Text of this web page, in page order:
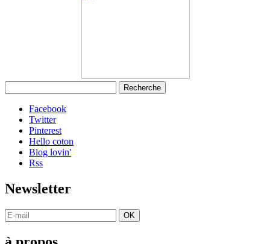
Facebook
Twitter
Pinterest
Hello coton
Blog lovin'
Rss
Newsletter
OK